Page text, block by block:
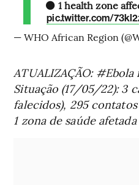
⚫ 1 health zone
pic.twitter.com/
— WHO African Region
ATUALIZAÇÃO:
Situação (17/05/22): 3
falecidos), 295
1 zona de saúde